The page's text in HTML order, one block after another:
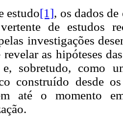
estudo[1], os dados
de estudos
investigações
revelar as hipóteses
sobretudo, como
construído desde
até o momento